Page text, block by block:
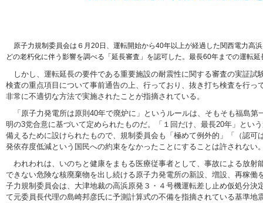
原子力規制委員会は６月20日、運転開始から40年以上が経過した関西電力高
どの老朽化に伴う影響を調べる「延長審査」を認可した。最長60年までの運転
しかし、運転延長の要件である重要施設の耐震性に関する審査の実証試
検査の重点項目について事前通告の上、行っており、抜き打ち検査を行っ
非常に不適切な方法で実施されたことが指摘されている。
「原子力発電所は原則40年で廃炉に」というルールは、そもそも福島第
明の3党合意に基づいて定められたものだ。「１回だけ、最長20年」とい
備えるために設けられたもので、規制委員会も「極めて例外的」「（認可
発依存度低減という国民への約束をなかったことにすることは許されない
われわれは、いのちと健康をまもる医療従事者として、事故による放射
できない危険な核廃棄物を出し続ける原子力発電所の新設、増設、再稼働
子力規制委員会は、大津地裁の高浜原発３・４号機運転差し止め仮処分決
て元委員長代理の島崎邦彦氏に予測計算式の不備を指摘されている基準地